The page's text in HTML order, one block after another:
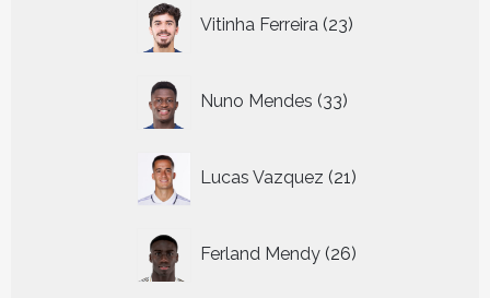
Vitinha Ferreira 23
producten
Nuno Mendes 33
producten
Lucas Vazquez 21
producten
Ferland Mendy 26
producten